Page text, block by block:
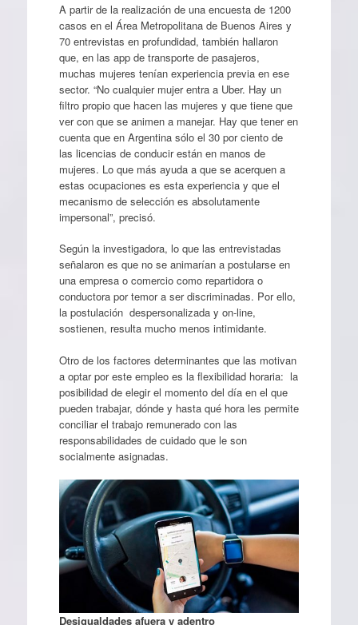
A partir de la realización de una encuesta de 1200
casos en el Área Metropolitana de Buenos Aires y
70 entrevistas en profundidad, también hallaron
que, en las app de transporte de pasajeros,
muchas mujeres tenían experiencia previa en ese
sector. “No cualquier mujer entra a Uber. Hay un
filtro propio que hacen las mujeres y que tiene que
ver con que se animen a manejar. Hay que tener en
cuenta que en Argentina sólo el 30 por ciento de
las licencias de conducir están en manos de
mujeres. Lo que más ayuda a que se acerquen a
estas ocupaciones es esta experiencia y que el
mecanismo de selección es absolutamente
impersonal”, precisó.
Según la investigadora, lo que las entrevistadas
señalaron es que no se animarían a postularse en
una empresa o comercio como repartidora o
conductora por temor a ser discriminadas. Por ello,
la postulación despersonalizada y on-line,
sostienen, resulta mucho menos intimidante.
Otro de los factores determinantes que las motivan
a optar por este empleo es la flexibilidad horaria: la
posibilidad de elegir el momento del día en el que
pueden trabajar, dónde y hasta qué hora les permite
conciliar el trabajo remunerado con las
responsabilidades de cuidado que le son
socialmente asignadas.
Desigualdades afuera y adentro